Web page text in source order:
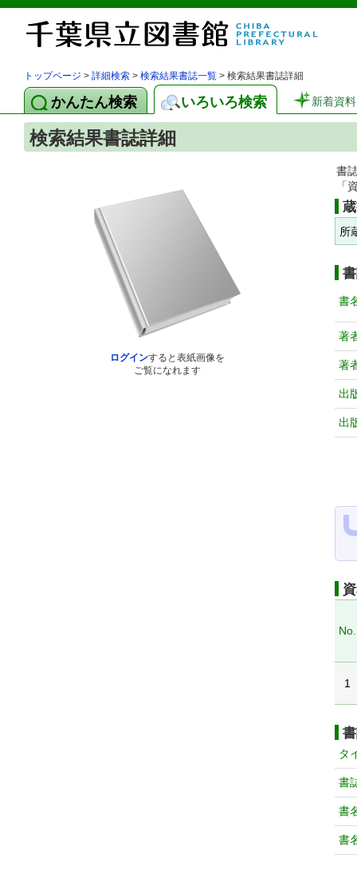
トップページ > 詳細検索 > 検索結果書誌一覧 > 検索結果書誌詳細
かんたん検索 いろいろ検索 新着資料
検索結果書誌詳細
ログインすると表紙画像を
ご覧になれます
書
「
所
書
著
著
出
出
No.
1
タ
書
書
書